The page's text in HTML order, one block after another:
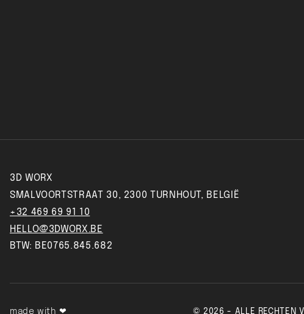
3D WORX
SMALVOORTSTRAAT 30, 2300 TURNHOUT, BELGIË
+32 469 69 91 10
HELLO@3DWORX.BE
BTW: BE0765.845.682
made with ❤︎‬ © 2026 - ALLE RECHTEN